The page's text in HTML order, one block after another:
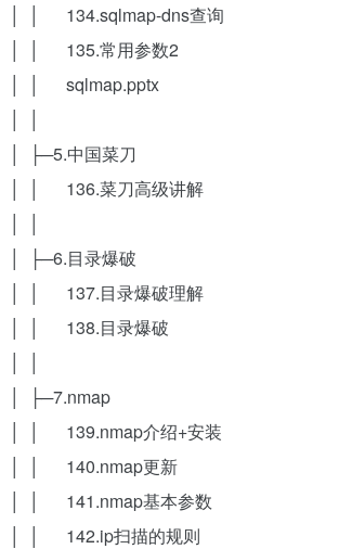
│ │ 134.sqlmap-dns查询
│ │ 135.常用参数2
│ │ sqlmap.pptx
│ ├─5.中国菜刀
│ │ 136.菜刀高级讲解
│ ├─6.目录爆破
│ │ 137.目录爆破理解
│ │ 138.目录爆破
│ ├─7.nmap
│ │ 139.nmap介绍+安装
│ │ 140.nmap更新
│ │ 141.nmap基本参数
│ │ 142.ip扫描的规则